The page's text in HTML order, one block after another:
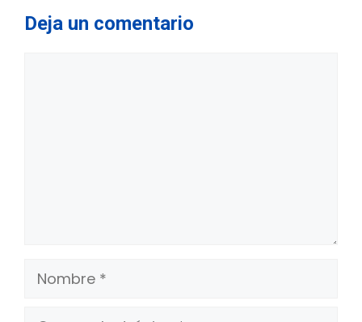
Deja un comentario
Nombre
Correo